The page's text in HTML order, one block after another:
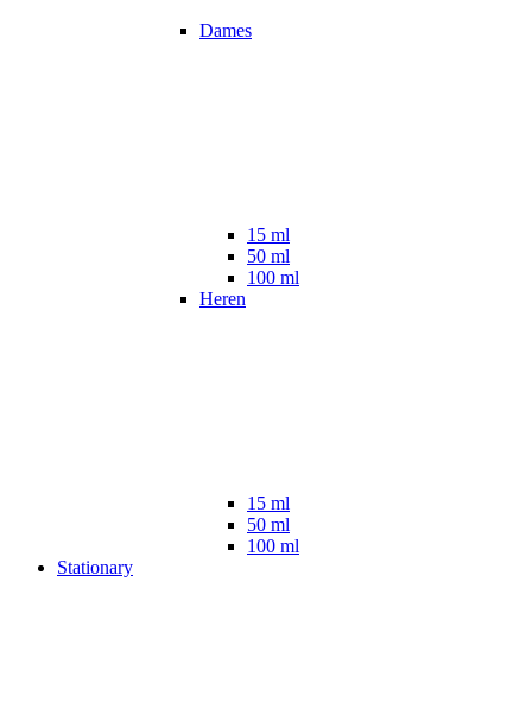
Dames
15 ml
50 ml
100 ml
Heren
15 ml
50 ml
100 ml
Stationary